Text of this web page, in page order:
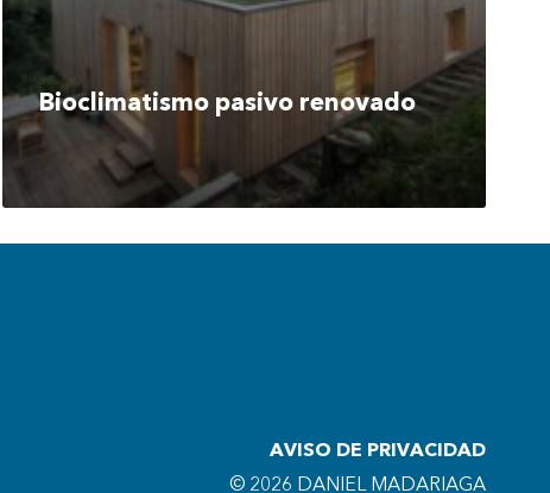
Bioclimatismo pasivo renovado
AVISO DE PRIVACIDAD
© 2026 DANIEL MADARIAGA